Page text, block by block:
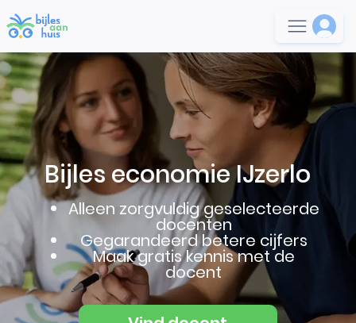
Bijles economie IJzerlo
Alleen zorgvuldig geselecteerde
docenten
Gegarandeerd betere cijfers
Maak gratis kennis met de
docent